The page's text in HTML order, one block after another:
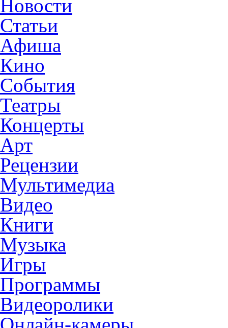
Новости
Статьи
Афиша
Кино
События
Театры
Концерты
Арт
Рецензии
Мультимедиа
Видео
Книги
Музыка
Игры
Программы
Видеоролики